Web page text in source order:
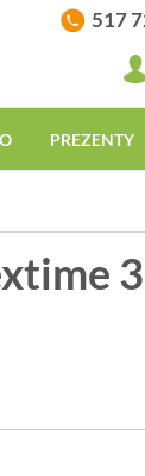
517
PREZENTY